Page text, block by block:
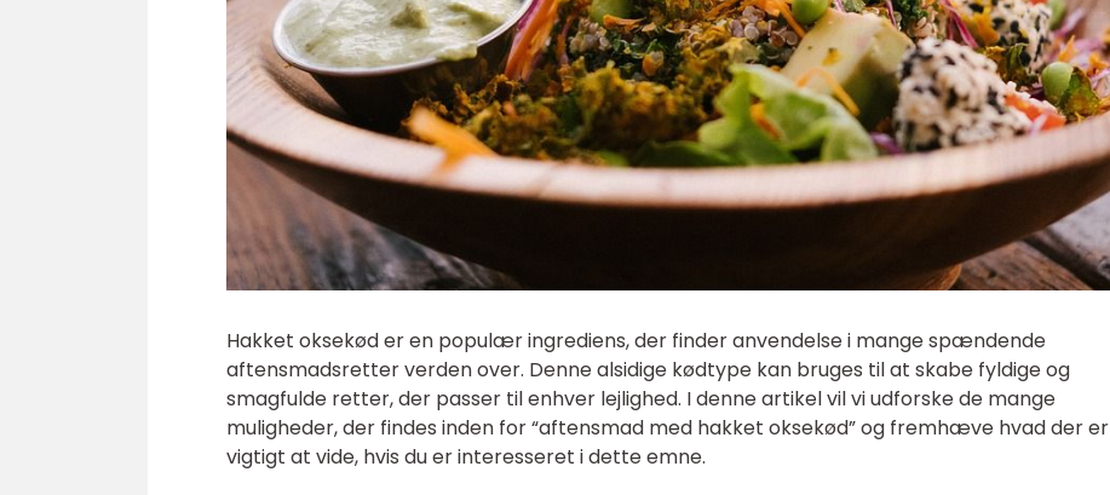
Hakket oksekød er en populær ingrediens, der finder anvendelse i mange spændende
aftensmadsretter verden over. Denne alsidige kødtype kan bruges til at skabe fyldige og
smagfulde retter, der passer til enhver lejlighed. I denne artikel vil vi udforske de mange
muligheder, der findes inden for “aftensmad med hakket oksekød” og fremhæve hvad der er
vigtigt at vide, hvis du er interesseret i dette emne.